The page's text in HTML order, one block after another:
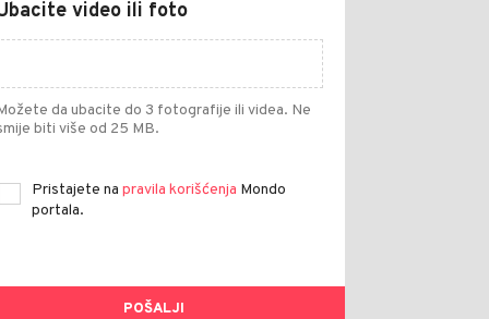
video ili foto
da ubacite do 3 fotografije ili videa. Ne
biti više od 25 MB.
Pristajete na pravila korišćenja Mondo
portala.
POŠALJI